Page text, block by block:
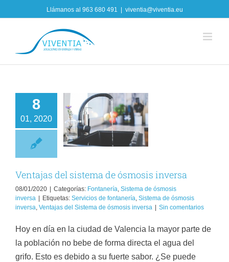
to
Llámanos al 963 680 491 viventia@viventia.eu
8
01, 2020
Ventajas del
de ósmosis
inversa
Sistema de
Ventajas del sistema de ósmosis inversa
08/01/2020 Categorías: Fontanería, Sistema de ósmosis
inversa
Etiquetas: Servicios de fontanería, Sistema de ósmosis
inversa, Ventajas del Sistema de ósmosis inversa Sin comentarios
Hoy en día en la ciudad de Valencia la mayor parte de
la población no bebe de forma directa el agua del
grifo. Esto es debido a su fuerte sabor. ¿Se puede